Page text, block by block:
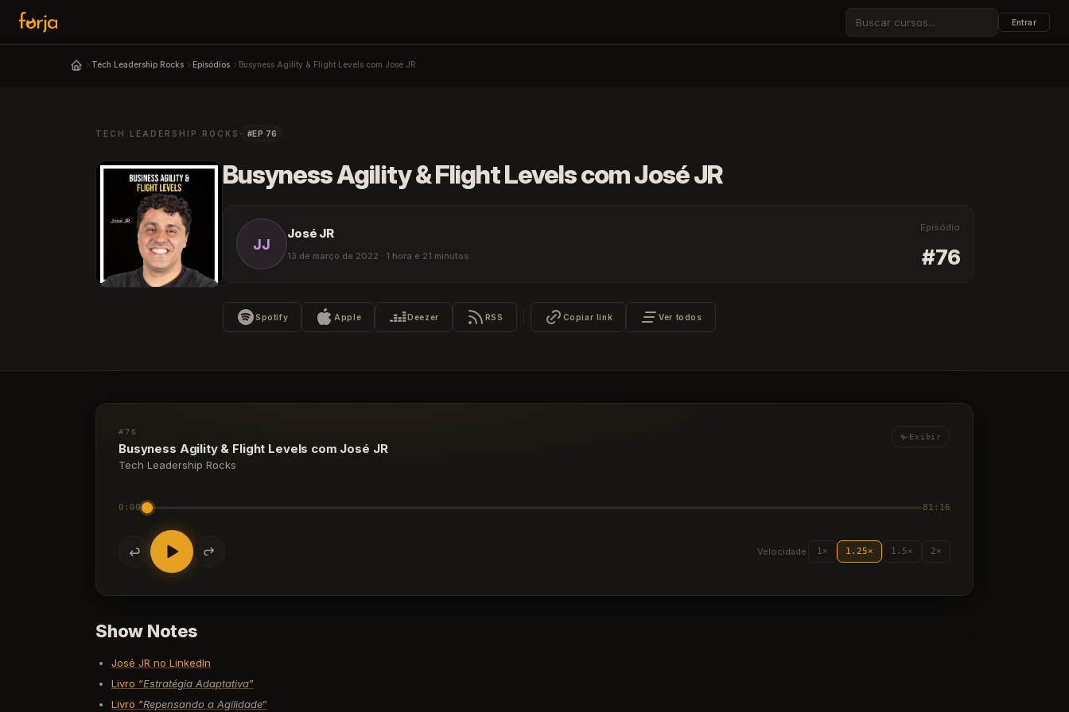
Entrar
Tech Leadership Rocks Episódios Busyness Agility & Flight Levels com José JR
TECH LEADERSHIP ROCKS · #EP 76
Busyness Agility & Flight Levels com José JR
JJ
José JR
13 de março de 2022 · 1 hora e 21 minutos
Episódio
#76
Spotify Apple Deezer RSS Copiar link Ver todos
#76
Busyness Agility & Flight Levels com José JR
Tech Leadership Rocks
Exibir
0:00 81:16
Velocidade 1× 1.25× 1.5× 2×
Show Notes
José JR no LinkedIn
Livro “Estratégia Adaptativa”
Livro “Repensando a Agilidade”